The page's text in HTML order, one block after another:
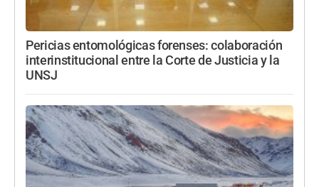
Pericias entomológicas forenses: colaboración
interinstitucional entre la Corte de Justicia y la
UNSJ